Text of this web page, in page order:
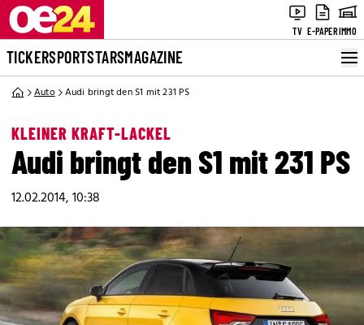
TV E-PAPERIMMO
TICKERSPORTSTARSMAGAZINE
Auto Audi bringt den S1 mit 231 PS
KLEINER KRAFT-LACKEL
Audi bringt den S1 mit 231 PS
12.02.2014, 10:38